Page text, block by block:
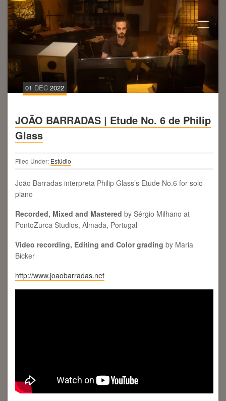
01 DEC 2022
JOÃO BARRADAS | Etude No. 6 de Philip
Glass
Filed Under: Estúdio
João Barradas interpreta Philip Glass’s Etude No.6 for solo
piano
Recorded, Mixed and Mastered by Sérgio Milhano at
PontoZurca Studios, Almada, Portugal
Video recording, Editing and Color grading by Maria
Bicker
http://www.joaobarradas.net